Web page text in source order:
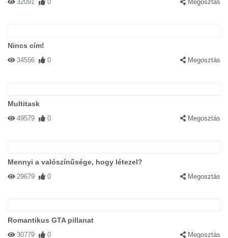
32091 0 Megosztás
Nincs cím!
34556 0 Megosztás
Multitask
49579 0 Megosztás
Mennyi a valószínűsége, hogy létezel?
29679 0 Megosztás
Romantikus GTA pillanat
30779 0 Megosztás